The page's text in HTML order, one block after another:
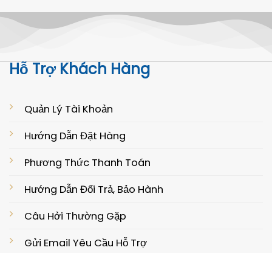
Hỗ Trợ Khách Hàng
Quản Lý Tài Khoản
Hướng Dẫn Đặt Hàng
Phương Thức Thanh Toán
Hướng Dẫn Đổi Trả, Bảo Hành
Câu Hởi Thường Gặp
Gửi Email Yêu Cầu Hỗ Trợ